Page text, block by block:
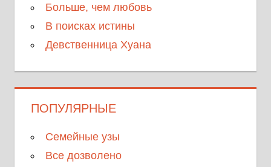
Больше, чем любовь
В поисках истины
Девственница Хуана
ПОПУЛЯРНЫЕ
Семейные узы
Все дозволено